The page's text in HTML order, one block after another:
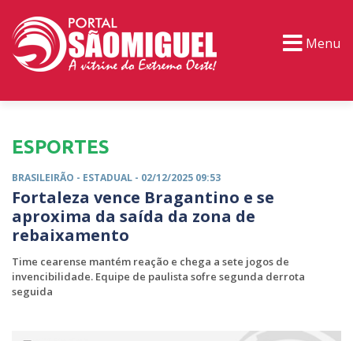
Menu
ESPORTES
BRASILEIRÃO - ESTADUAL - 02/12/2025 09:53
Fortaleza vence Bragantino e se
aproxima da saída da zona de
rebaixamento
Time cearense mantém reação e chega a sete jogos de
invencibilidade. Equipe de paulista sofre segunda derrota
seguida